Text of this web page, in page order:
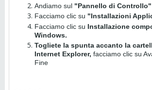
Andiamo sul "Pannello di Controllo"
Facciamo clic su "Installazioni
Facciamo clic su Installazione
Windows.
Togliete la spunta accanto la
Internet Explorer, facciamo clic su
Fine